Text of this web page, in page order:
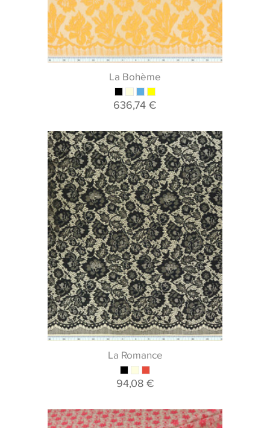
La Bohème
636,74 €
La Romance
94,08 €